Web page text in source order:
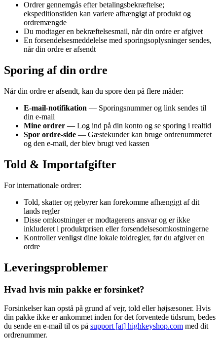
Ordrer gennemgås efter betalingsbekræftelse;
ekspeditionstiden kan variere afhængigt af produkt og
ordremængde
Du modtager en bekræftelsesmail, når din ordre er afgivet
En forsendelsesmeddelelse med sporingsoplysninger sendes,
når din ordre er afsendt
Sporing af din ordre
Når din ordre er afsendt, kan du spore den på flere måder:
E-mail-notifikation — Sporingsnummer og link sendes til
din e-mail
Mine ordrer — Log ind på din konto og se sporing i realtid
Spor ordre-side — Gæstekunder kan bruge ordrenummeret
og den e-mail, der blev brugt ved kassen
Told & Importafgifter
For internationale ordrer:
Told, skatter og gebyrer kan forekomme afhængigt af dit
lands regler
Disse omkostninger er modtagerens ansvar og er ikke
inkluderet i produktprisen eller forsendelsesomkostningerne
Kontroller venligst dine lokale toldregler, før du afgiver en
ordre
Leveringsproblemer
Hvad hvis min pakke er forsinket?
Forsinkelser kan opstå på grund af vejr, told eller højsæsoner. Hvis
din pakke ikke er ankommet inden for det forventede tidsrum, bedes
du sende en e-mail til os på support [at] highkeyshop.com med dit
ordrenummer.